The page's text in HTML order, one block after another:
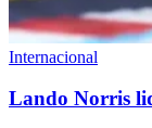
Internacional
Lando Norris